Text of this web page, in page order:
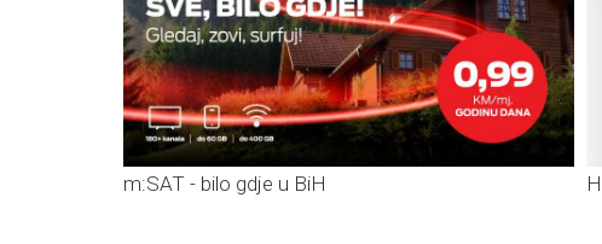
m:SAT - bilo gdje u BiH